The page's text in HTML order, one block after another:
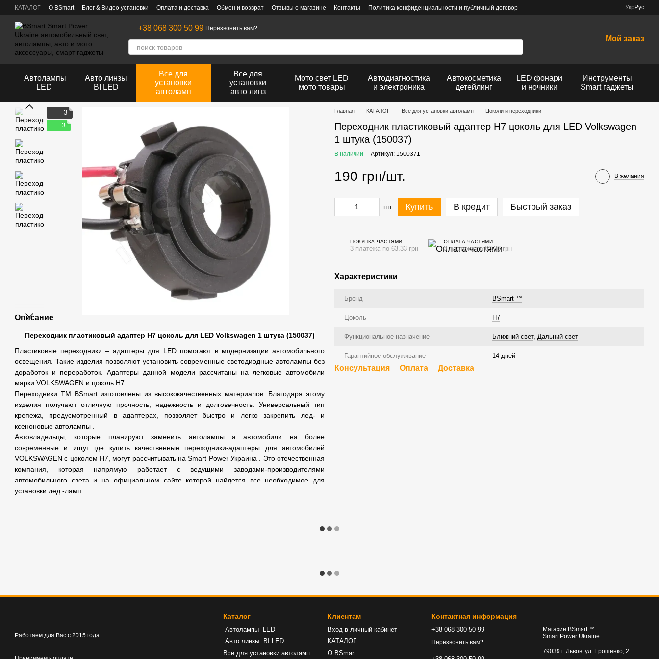
Перейти к основному контенту
КАТАЛОГ О BSmart Блог & Видео установки Оплата и доставка Обмен и возврат Отзывы о магазине Контакты Политика конфиденциальности и публичный договор Укр Рус
+38 068 300 50 99 Перезвонить вам?
Мой заказ
Автолампы
LED
Авто линзы
BI LED
Все для
установки
автоламп
Все для
установки
авто линз
Мото свет LED
мото товары
Автодиагностика
и электроника
Автокосметика
детейлинг
LED фонари
и ночники
Инструменты
Smart гаджеты
3
3
Описание
Переходник пластиковый адаптер H7 цоколь для LED Volkswagen 1 штука (150037)
Пластиковые переходники – адаптеры для LED помогают в модернизации автомобильного
освещения. Такие изделия позволяют установить современные светодиодные автолампы без
доработок и переработок. Адаптеры данной модели рассчитаны на легковые автомобили
марки VOLKSWAGEN и цоколь H7.
Переходники ТМ BSmart изготовлены из высококачественных материалов. Благодаря этому
изделия получают отличную прочность, надежность и долговечность. Универсальный тип
крепежа, предусмотренный в адаптерах, позволяет быстро и легко закрепить лед- и
ксеноновые автолампы .
Автовладельцы, которые планируют заменить автолампы а автомобили на более
современные и ищут где купить качественные переходники-адаптеры для автомобилей
VOLKSWAGEN с цоколем H7, могут рассчитывать на Smart Power Украина . Это отечественная
компания, которая напрямую работает с ведущими заводами-производителями
автомобильного света и на официальном сайте которой найдется все необходимое для
установки лед -ламп.
Главная КАТАЛОГ Все для установки автоламп Цоколи и переходники
Переходник пластиковый адаптер H7 цоколь для LED Volkswagen
1 штука (150037)
В наличии Артикул: 1500371
190 грн/шт. В желания
шт. Купить В кредит Быстрый заказ
ПОКУПКА ЧАСТЯМИ
3 платежа по 63.33 грн
ОПЛАТА ЧАСТЯМИ
3 платежа по 63.33 грн
Характеристики
Бренд BSmart ™
Цоколь H7
Функциональное назначение Ближний свет, Дальний свет
Гарантийное обслуживание 14 дней
Консультация Оплата Доставка
Работаем для Вас с 2015 года
Каталог
Автолампы LED
Авто линзы BI LED
Все для установки автоламп
Клиентам
Вход в личный кабинет
КАТАЛОГ
О BSmart
Контактная информация
+38 068 300 50 99
Перезвонить вам?
Магазин BSmart ™
Smart Power Ukraine
79039 г. Львов, ул. Ерошенко, 2